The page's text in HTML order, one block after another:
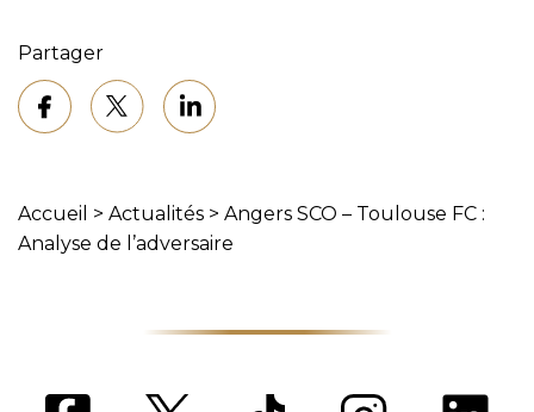
Partager
Accueil > Actualités > Angers SCO – Toulouse FC :
Analyse de l’adversaire